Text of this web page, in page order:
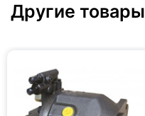
Другие товары